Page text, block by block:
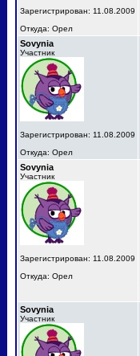
Зарегистрирован: 11.08.2009
Откуда: Орел
Sovynia
Участник
Зарегистрирован: 11.08.2009
Откуда: Орел
Sovynia
Участник
Зарегистрирован: 11.08.2009
Откуда: Орел
Sovynia
Участник